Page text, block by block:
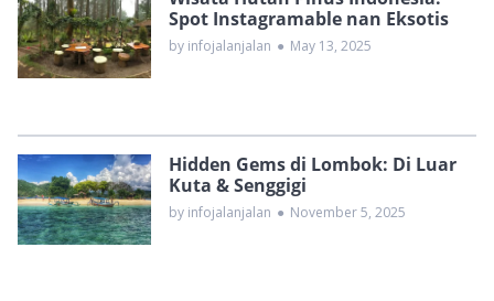
Spot Instagramable nan Eksotis
by infojalanjalan ● May 13, 2025
Hidden Gems di Lombok: Di Luar
Kuta & Senggigi
by infojalanjalan ● November 5, 2025